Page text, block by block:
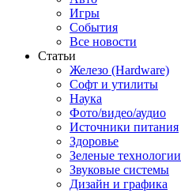
Игры
События
Все новости
Статьи
Железо (Hardware)
Софт и утилиты
Наука
Фото/видео/аудио
Источники питания
Здоровье
Зеленые технологии
Звуковые системы
Дизайн и графика